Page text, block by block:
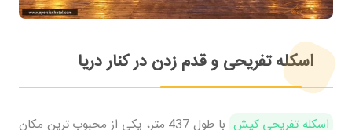
اسکله تفریحی و قدم زدن در کنار دریا
اسکله تفریحی کیش
با طول 437 متر، یکی از محبوب ترین مکان